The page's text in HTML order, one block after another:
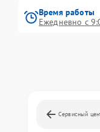
Время работы
Ежедневно с
Сервисный